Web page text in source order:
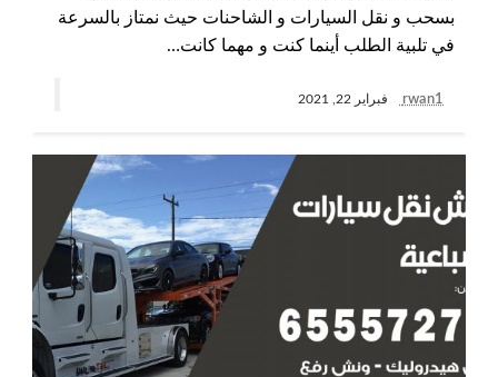
بسحب و نقل السيارات و الشاحنات حيث نمتاز بالسرعة
في تلبية الطلب أينما كنت و مهما كانت…
rwan1 فبراير 22, 2021